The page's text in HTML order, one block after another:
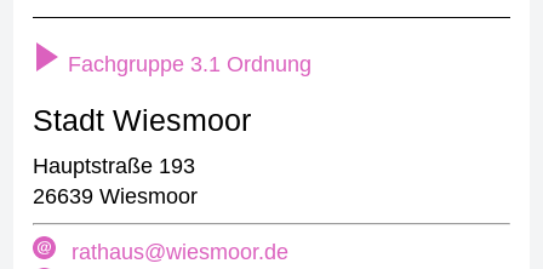
Fachgruppe 3.1 Ordnung
Stadt Wiesmoor
Hauptstraße 193
26639 Wiesmoor
rathaus@wiesmoor.de